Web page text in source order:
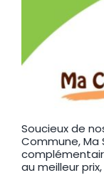
Soucieux de
Commune, Ma
au meilleur